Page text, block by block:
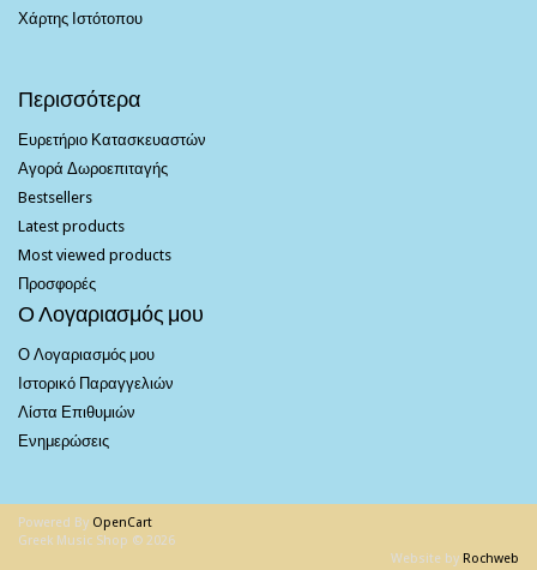
Χάρτης Ιστότοπου
Περισσότερα
Ευρετήριο Κατασκευαστών
Αγορά Δωροεπιταγής
Bestsellers
Latest products
Most viewed products
Προσφορές
Ο Λογαριασμός μου
Ο Λογαριασμός μου
Ιστορικό Παραγγελιών
Λίστα Επιθυμιών
Ενημερώσεις
Powered By OpenCart
Greek Music Shop © 2026
Website by Rochweb